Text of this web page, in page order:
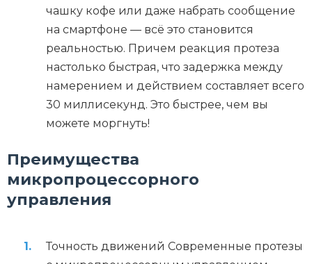
чашку кофе или даже набрать сообщение
на смартфоне — всё это становится
реальностью. Причем реакция протеза
настолько быстрая, что задержка между
намерением и действием составляет всего
30 миллисекунд. Это быстрее, чем вы
можете моргнуть!
Преимущества
микропроцессорного
управления
Точность движений Современные протезы